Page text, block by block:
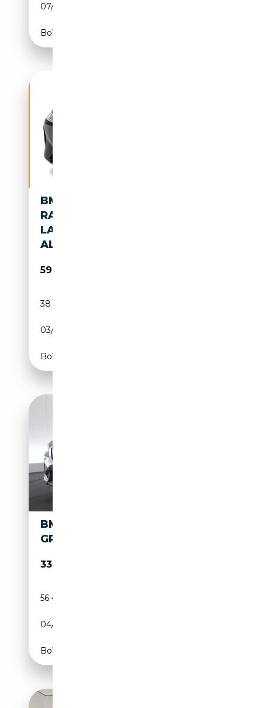
07/2022
Boîte automatique
BMW XDRIVE50 SPORT | EV
RANGE 620KM | PANO |
LASERLED | HARM/KARD |
ALU21 | SOFTCLOSE
59 995€
38 075 km
03/2024
Boîte automatique
BMW 2 COUPE XDRIVE30 LED
GPS PDC CAM TREKHAAK
33 890€
56 488 km
04/2023
Boîte automatique